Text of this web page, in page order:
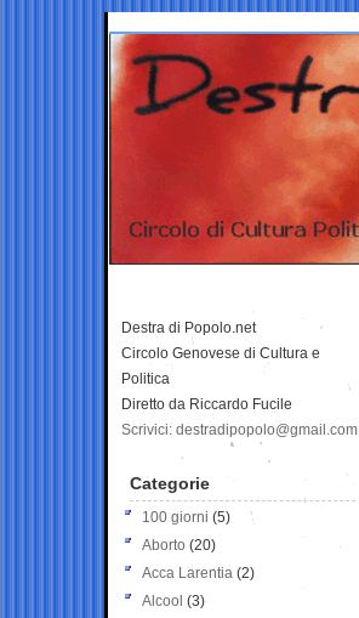
Destra di Popolo.net
Circolo Genovese di Cultura e
Politica
Diretto da Riccardo Fucile
Scrivici: destradipopolo@gmail.com
Categorie
100 giorni (5)
Aborto (20)
Acca Larentia (2)
Alcool (3)